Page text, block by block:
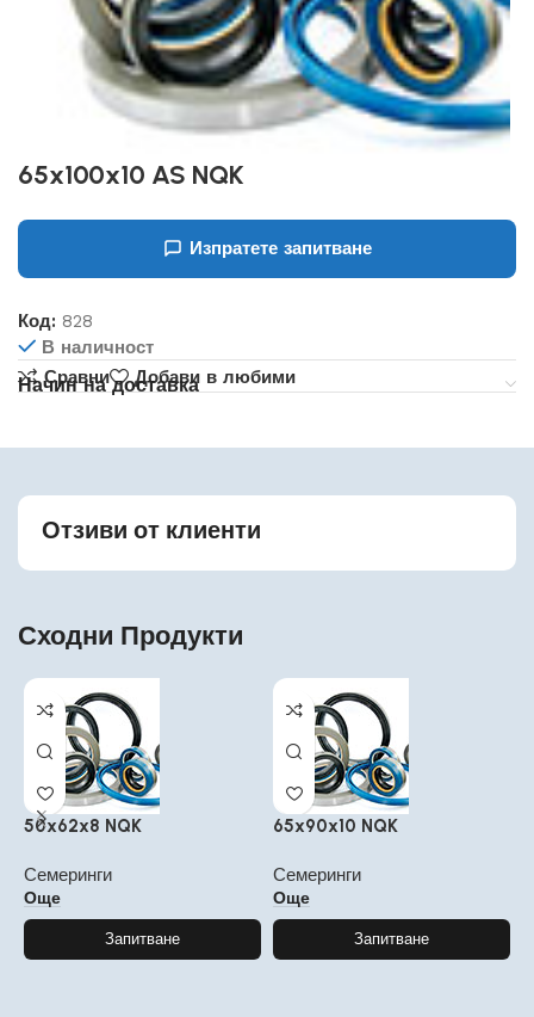
65x100x10 AS NQK
Изпратете запитване
Код: 828
В наличност
Сравни
Добави в любими
Начин на доставка
Отзиви от клиенти
Сходни Продукти
50x62x8 NQK
Семеринги
Още
Запитване
65x90x10 NQK
Семеринги
Още
Запитване